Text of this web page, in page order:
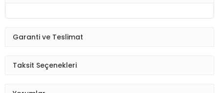
Garanti ve Teslimat
Taksit Seçenekleri